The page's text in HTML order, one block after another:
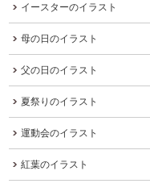
イースターのイラスト
母の日のイラスト
父の日のイラスト
夏祭りのイラスト
運動会のイラスト
紅葉のイラスト